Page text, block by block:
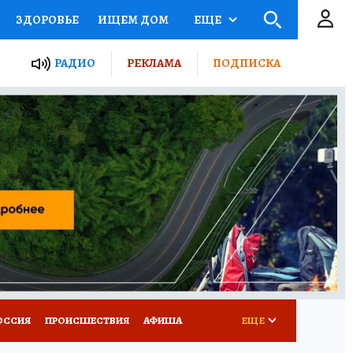
ЗДОРОВЬЕ ИЩЕМ ДОМ
ПРОЕКТЫ РОССИИ
ПУТЕВОДИТЕЛЬ
ТУРИЗМ
ПОТРЕБИТЕЛЯ ВСЕ О КП
ЕЩЕ
РАДИО РЕКЛАМА ПОДПИСКА
ПРОИСШЕСТВИЯ АФИША ЕЩЕ